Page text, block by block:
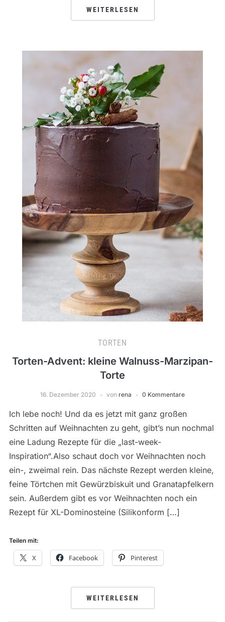
WEITERLESEN
TORTEN
Torten-Advent: kleine Walnuss-Marzipan-
Torte
16. Dezember 2020 von rena 0 Kommentare
Ich lebe noch! Und da es jetzt mit ganz großen
Schritten auf Weihnachten zu geht, gibt’s nun nochmal
eine Ladung Rezepte für die „last-week-
Inspiration“.Also schaut doch vor Weihnachten noch
ein-, zweimal rein. Das nächste Rezept werden kleine,
feine Törtchen mit Gewürzbiskuit und Granatapfelkern
sein. Außerdem gibt es vor Weihnachten noch ein
Rezept für XL-Dominosteine (Silikonform […]
Teilen mit:
X Facebook Pinterest
WEITERLESEN